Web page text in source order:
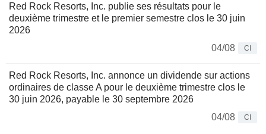
Red Rock Resorts, Inc. publie ses résultats pour le
deuxième trimestre et le premier semestre clos le 30 juin
2026
04/08
CI
Red Rock Resorts, Inc. annonce un dividende sur actions
ordinaires de classe A pour le deuxième trimestre clos le
30 juin 2026, payable le 30 septembre 2026
04/08
CI